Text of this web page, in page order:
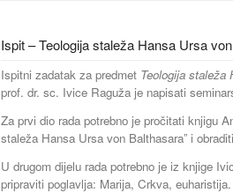
Ispit – Teologija staleža Hansa Ursa
Ispitni zadatak za predmet Teologija
prof. dr. sc. Ivice Raguža je napisati
Za prvi dio rada potrebno je pročitati knjigu
staleža Hansa Ursa von Balthasara” i
U drugom dijelu rada potrebno je iz knjige
pripraviti poglavlja: Marija, Crkva, euharistija.